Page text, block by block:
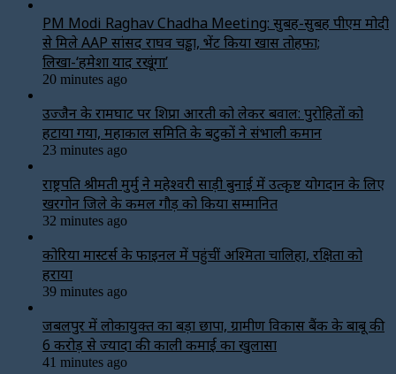
PM Modi Raghav Chadha Meeting: सुबह-सुबह पीएम मोदी
से मिले AAP सांसद राघव चड्ढा, भेंट किया खास तोहफा;
लिखा-‘हमेशा याद रखूंगा’
20 minutes ago
उज्जैन के रामघाट पर शिप्रा आरती को लेकर बवाल: पुरोहितों को
हटाया गया, महाकाल समिति के बटुकों ने संभाली कमान
23 minutes ago
राष्ट्रपति श्रीमती मुर्मु ने महेश्वरी साड़ी बुनाई में उत्कृष्ट योगदान के लिए
खरगोन जिले के कमल गौड़ को किया सम्मानित
32 minutes ago
कोरिया मास्टर्स के फाइनल में पहुंचीं अश्मिता चालिहा, रक्षिता को
हराया
39 minutes ago
जबलपुर में लोकायुक्त का बड़ा छापा, ग्रामीण विकास बैंक के बाबू की
6 करोड़ से ज्यादा की काली कमाई का खुलासा
41 minutes ago